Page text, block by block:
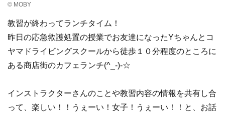
© MOBY
教習が終わってランチタイム！
昨日の応急救護処置の授業でお友達になったYちゃんとコ
ヤマドライビングスクールから徒歩１０分程度のところに
ある商店街のカフェランチ(^_-)-☆
インストラクターさんのことや教習内容の情報を共有し合
って、楽しい！！うぇーい！女子！うぇーい！！と、お話